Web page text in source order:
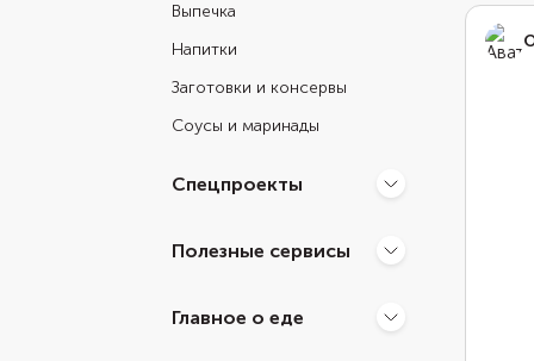
Выпечка
Напитки
Заготовки и консервы
Соусы и маринады
Спецпроекты
Полезные сервисы
Главное о еде